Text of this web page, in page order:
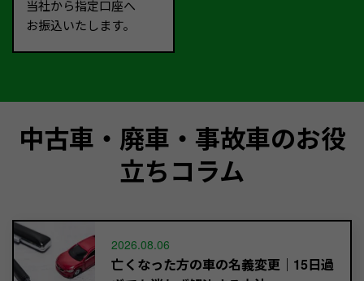
当社から指定口座へ
お振込いたします。
中古車・廃車・事故車のお役
立ちコラム
2026.08.06
亡くなった方の車の名義変更｜15日過